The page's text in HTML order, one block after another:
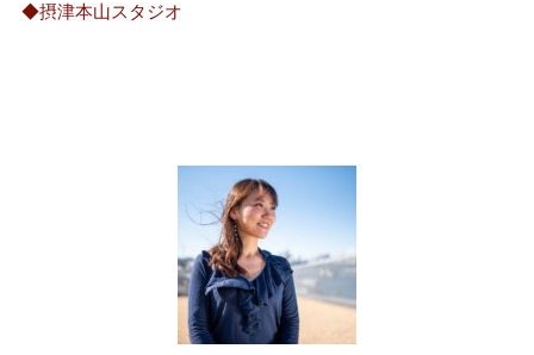
◆摂津本山スタジオ